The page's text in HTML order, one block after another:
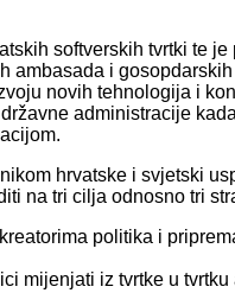
softverskih tvrtki te je
ambasada i
novih tehnologija i
administracije
hrvatske i svjetski
na tri cilja odnosno tri
politika i
mijenjati iz tvrtke u